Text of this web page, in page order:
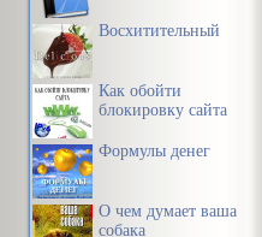
Восхитительный
Как обойти
блокировку сайта
Формулы денег
О чем думает ваша
собака